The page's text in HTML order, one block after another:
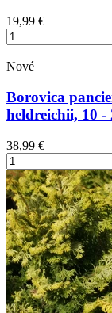
19,99 €
Nové
Borovica
heldreichii, 10 -
38,99 €